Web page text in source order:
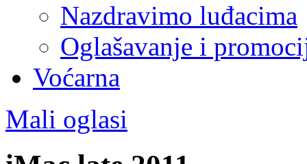
Nazdravimo luđacima
Oglašavanje i
Voćarna
Mali oglasi